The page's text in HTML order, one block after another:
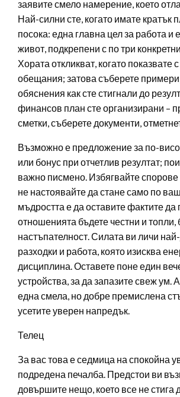
заявите смело намерение, което
Най-силни сте, когато имате кратък
посока: една главна цел за работа и
живот, подкрепени с по три
Хората откликват, когато показвате
обещания; затова съберете
обяснения как сте стигнали до
финансов план сте организирани –
сметки, съберете документи,
Възможно е предложение за по-
или бонус при отчетлив резултат;
важно писмено. Избягвайте спорове
не настоявайте да стане само по
мъдростта е да оставите фактите да
отношенията бъдете честни и топли,
настъпателност. Силата ви личи
разходки и работа, която изисква
дисциплина. Оставете поне един
устройства, за да запазите свеж ум.
една смела, но добре премислена
усетите уверен напредък.
Телец
За вас това е седмица на спокойна
подредена печалба. Предстои ви
довършите нещо, което все не стига